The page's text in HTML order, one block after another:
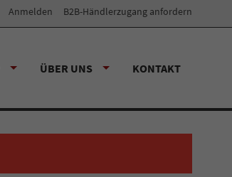
Anmelden B2B-Händlerzugang anfordern
ÜBER UNS KONTAKT